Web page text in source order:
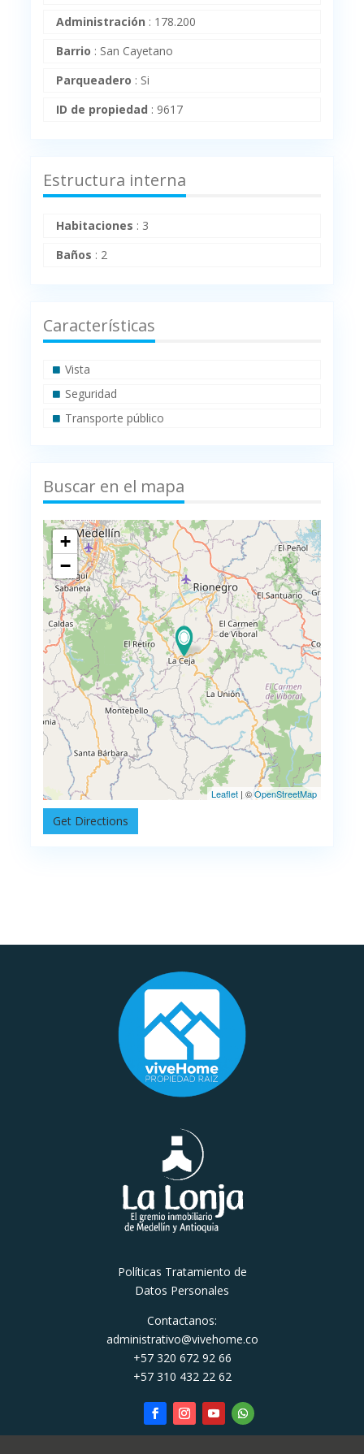
Administración : 178.200
Barrio : San Cayetano
Parqueadero : Si
ID de propiedad : 9617
Estructura interna
Habitaciones : 3
Baños : 2
Características
Vista
Seguridad
Transporte público
Buscar en el mapa
+
−
Leaflet| ©OpenStreetMap
Get Directions
Políticas Tratamiento de
Datos Personales
Contactanos:
administrativo@vivehome.co
+57 320 672 92 66
+57 310 432 22 62